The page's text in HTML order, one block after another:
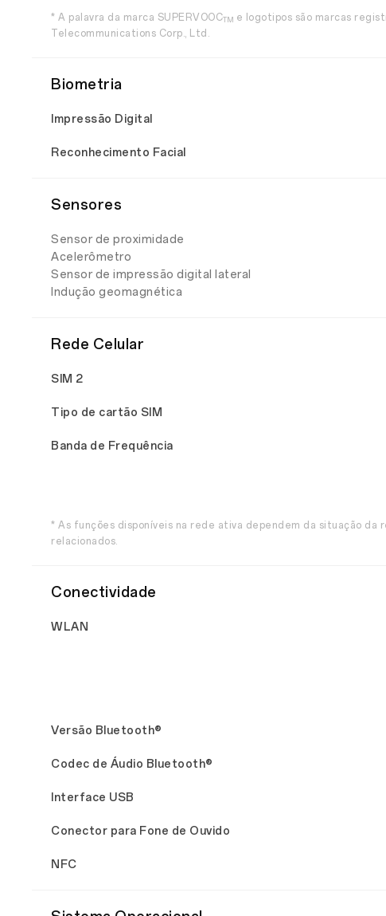
* A palavra da marca SUPERVOOCTM e logotipos são marcas
Telecommunications Corp., Ltd.
Biometria
Impressão Digital
Reconhecimento Facial
Sensores
Sensor de proximidade
Acelerômetro
Sensor de impressão digital lateral
Indução geomagnética
Rede Celular
SIM 2
Tipo de cartão SIM
Banda de Frequência
* As funções disponíveis na rede ativa dependem da situação da
relacionados.
Conectividade
WLAN
Versão Bluetooth®
Codec de Áudio Bluetooth®
Interface USB
Conector para Fone de Ouvido
NFC